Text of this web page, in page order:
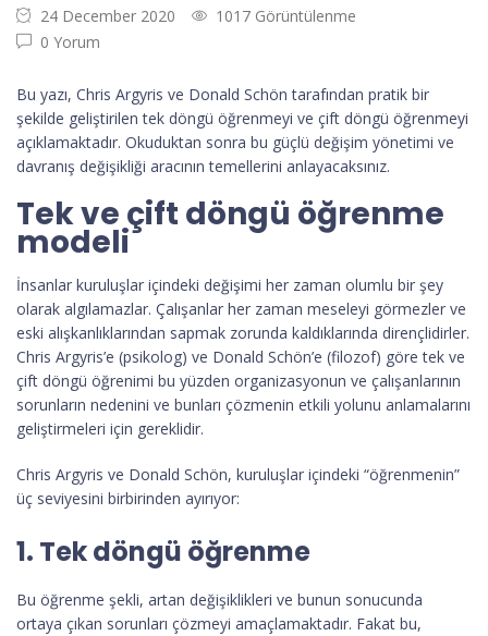
24 December 2020
1017 Görüntülenme
0 Yorum
Bu yazı, Chris Argyris ve Donald Schön tarafından pratik bir
şekilde geliştirilen tek döngü öğrenmeyi ve çift döngü öğrenmeyi
açıklamaktadır. Okuduktan sonra bu güçlü değişim yönetimi ve
davranış değişikliği aracının temellerini anlayacaksınız.
Tek ve çift döngü öğrenme
modeli
İnsanlar kuruluşlar içindeki değişimi her zaman olumlu bir şey
olarak algılamazlar. Çalışanlar her zaman meseleyi görmezler ve
eski alışkanlıklarından sapmak zorunda kaldıklarında dirençlidirler.
Chris Argyris’e (psikolog) ve Donald Schön’e (filozof) göre tek ve
çift döngü öğrenimi bu yüzden organizasyonun ve çalışanlarının
sorunların nedenini ve bunları çözmenin etkili yolunu anlamalarını
geliştirmeleri için gereklidir.
Chris Argyris ve Donald Schön, kuruluşlar içindeki “öğrenmenin”
üç seviyesini birbirinden ayırıyor:
1. Tek döngü öğrenme
Bu öğrenme şekli, artan değişiklikleri ve bunun sonucunda
ortaya çıkan sorunları çözmeyi amaçlamaktadır. Fakat bu,